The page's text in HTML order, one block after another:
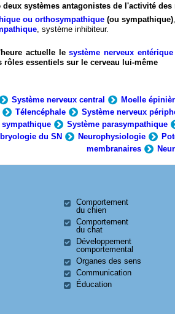
deux systèmes antagonistes de l'activité des
ou orthosympathique (ou sympathique)
, système inhibiteur.
actuelle lesystème nerveux entérique
rôles essentiels sur le cerveau lui-même
Système nerveux central Moelle
Télencéphale Système nerveux
sympathique Système parasympathique
du SN Neurophysiologie
membranaires
Comportement
du chien
Comportement
du chat
Développement
comportemental
Organes des sens
Communication
Éducation